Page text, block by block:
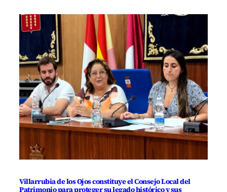
Villarrubia de los Ojos constituye el Consejo Local del
Patrimonio para proteger su legado histórico y sus